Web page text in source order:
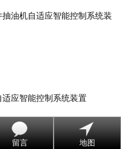
抽油机自适应智能控制系统装
适应智能控制系统装置
留言 地图